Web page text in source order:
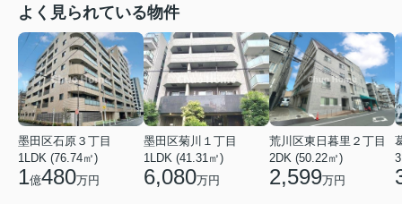
よく見られている物件
墨田区石原３丁目
1LDK (76.74㎡)
1億480万円
墨田区菊川１丁目
1LDK (41.31㎡)
6,080万円
荒川区東日暮里２丁目
2DK (50.22㎡)
2,599万円